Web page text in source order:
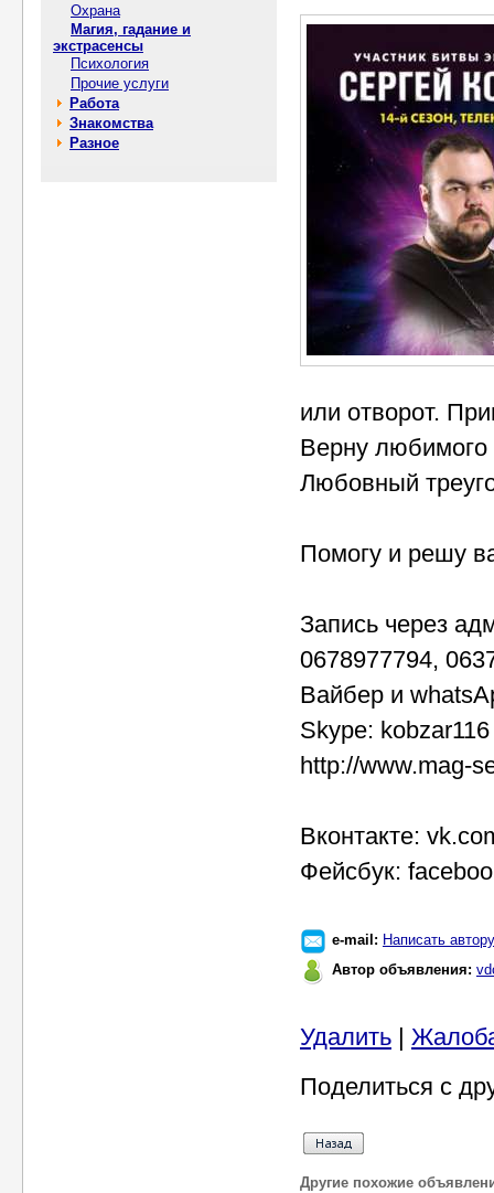
Охрана
Магия, гадание и
экстрасенсы
Психология
Прочие услуги
Работа
Знакомства
Разное
или отворот.
Верну
Любовный
Помогу и решу
Запись через
0678977794,
Вайбер и
Skype: kobzar116
http://www.mag-
Вконтакте:
Фейсбук:
e-mail: Написать автору
Автор объявления:
Удалить |
Поделиться с
Другие похожие